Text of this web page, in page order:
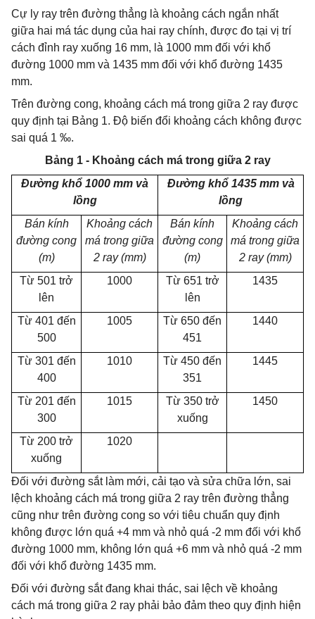
Cự ly ray trên đường thẳng là khoảng cách ngắn nhất
giữa hai má tác dụng của hai ray chính, được đo tại vị trí
cách đỉnh ray xuống 16 mm, là 1000 mm đối với khổ
đường 1000 mm và 1435 mm đối với khổ đường 1435
mm.
Trên đường cong, khoảng cách má trong giữa 2 ray được
quy định tại Bảng 1. Độ biến đổi khoảng cách không được
sai quá 1 ‰.
Bảng 1 - Khoảng cách má trong giữa 2 ray
Đường khổ 1000 mm và
lồng
Đường khổ 1435 mm và
lồng
Bán kính
đường cong
(m)
Khoảng cách
má trong giữa
2 ray (mm)
Bán kính
đường cong
(m)
Khoảng cách
má trong giữa
2 ray (mm)
Từ 501 trở
lên
1000
Từ 651 trở
lên
1435
Từ 401 đến
500
1005
Từ 650 đến
451
1440
Từ 301 đến
400
1010
Từ 450 đến
351
1445
Từ 201 đến
300
1015
Từ 350 trở
xuống
1450
Từ 200 trở
xuống
1020
Đối với đường sắt làm mới, cải tạo và sửa chữa lớn, sai
lệch khoảng cách má trong giữa 2 ray trên đường thẳng
cũng như trên đường cong so với tiêu chuẩn quy định
không được lớn quá +4 mm và nhỏ quá -2 mm đối với khổ
đường 1000 mm, không lớn quá +6 mm và nhỏ quá -2 mm
đối với khổ đường 1435 mm.
Đối với đường sắt đang khai thác, sai lệch về khoảng
cách má trong giữa 2 ray phải bảo đảm theo quy định hiện